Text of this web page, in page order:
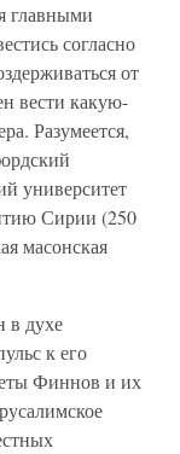
главными
согласно
от
вести какую-
Разумеется,
университет
Сирии (250
масонская
в духе
к его
Финнов и их